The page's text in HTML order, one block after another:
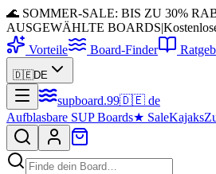
🌊 SOMMER-SALE: BIS ZU 30%
AUSGEWÄHLTE BOARDS|
Vorteile
Board-Finder
🇩🇪DE
supboard.99🇩🇪 de
Aufblasbare SUP Boards★ SaleKajaks